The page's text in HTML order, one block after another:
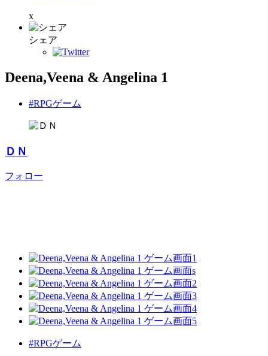
x
シェア
Deena,Veena & Angelina 1
#RPGゲーム
ＤＮ
フォロー
#RPGゲーム